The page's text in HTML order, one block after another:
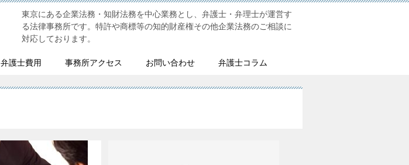
東京にある企業法務・知財法務を中心業務とし、弁護士・弁理士が運営す
る法律事務所です。特許や商標等の知的財産権その他企業法務のご相談に
対応しております。
弁護士費用 事務所アクセス お問い合わせ 弁護士コラム